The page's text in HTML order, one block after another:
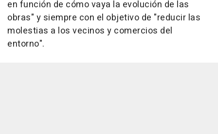
en función de cómo vaya la evolución de las
obras" y siempre con el objetivo de "reducir las
molestias a los vecinos y comercios del
entorno".